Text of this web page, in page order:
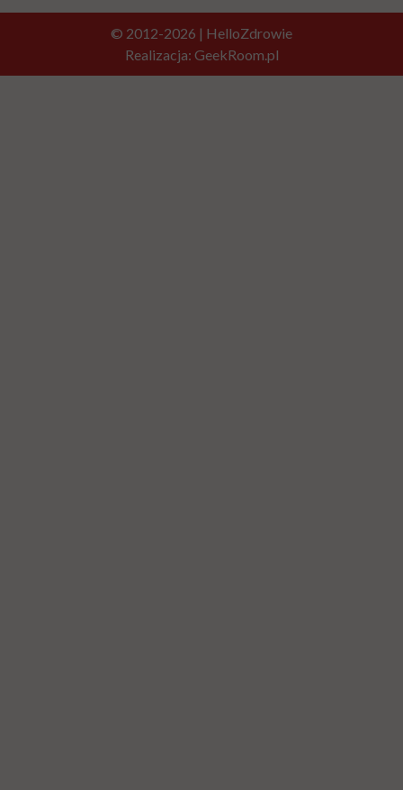
© 2012-2026 | HelloZdrowie
Realizacja: GeekRoom.pl